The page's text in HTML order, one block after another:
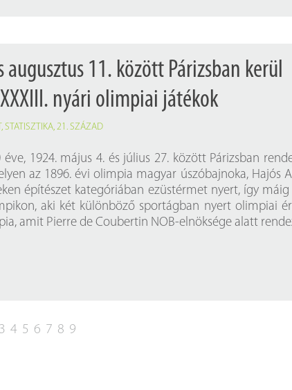
11. között Párizsban kerül
nyári olimpiai játékok
,STATISZTIKA,21. SZÁZAD
éve, 1924. május 4. és július 27. között Párizsban
az 1896. évi olimpia magyar úszóbajnoka, Hajós
építészet kategóriában ezüstérmet nyert, így
aki két különböző sportágban nyert olimpiai
amit Pierre de Coubertin NOB-elnöksége alatt
3 4 5 6 7 8 9